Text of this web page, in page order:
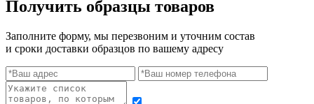
Получить образцы товаров
Заполните форму, мы перезвоним и уточним состав
и сроки доставки образцов по вашему адресу